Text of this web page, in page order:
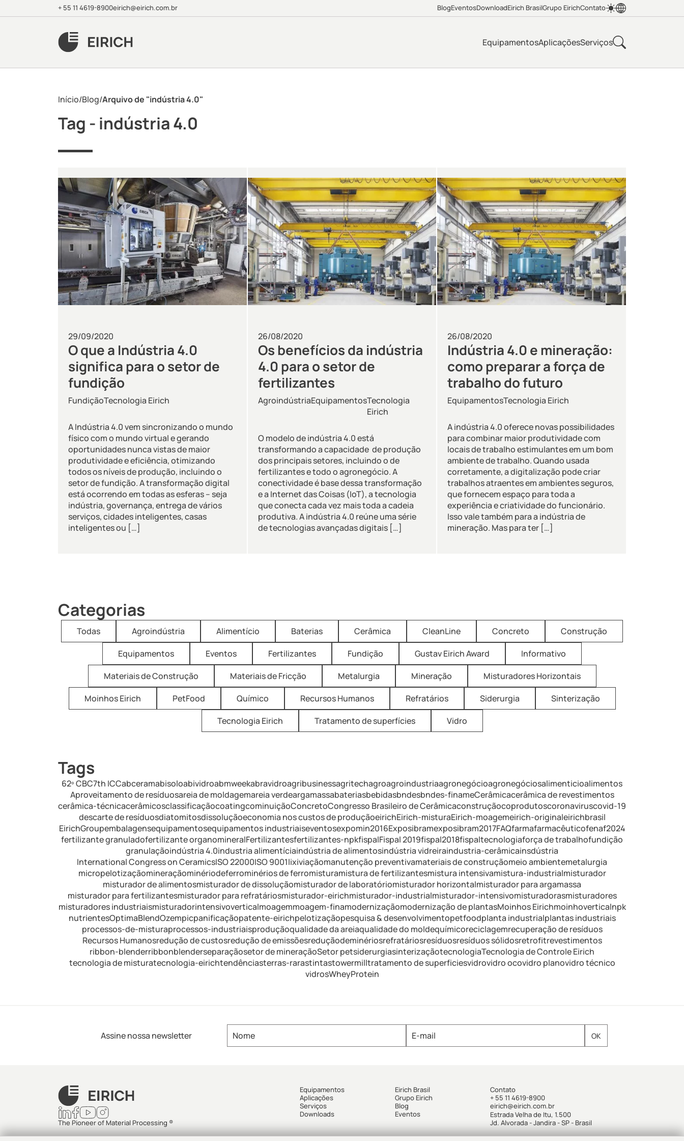
+ 55 11 4619-8900eirich@eirich.com.br BlogEventosDownloadEirich BrasilGrupo EirichContato
EquipamentosAplicaçõesServiços
Início/Blog/Arquivo de "indústria 4.0"
Tag - indústria 4.0
29/09/2020
O que a Indústria 4.0
significa para o setor de
fundição
FundiçãoTecnologia Eirich
A Indústria 4.0 vem sincronizando o mundo
físico com o mundo virtual e gerando
oportunidades nunca vistas de maior
produtividade e eficiência, otimizando
todos os níveis de produção, incluindo o
setor de fundição. A transformação digital
está ocorrendo em todas as esferas – seja
indústria, governança, entrega de vários
serviços, cidades inteligentes, casas
inteligentes ou […]
26/08/2020
Os benefícios da indústria
4.0 para o setor de
fertilizantes
AgroindústriaEquipamentosTecnologia
Eirich
O modelo de indústria 4.0 está
transformando a capacidade de produção
dos principais setores, incluindo o de
fertilizantes e todo o agronegócio. A
conectividade é base dessa transformação
e a Internet das Coisas (IoT), a tecnologia
que conecta cada vez mais toda a cadeia
produtiva. A indústria 4.0 reúne uma série
de tecnologias avançadas digitais […]
26/08/2020
Indústria 4.0 e mineração:
como preparar a força de
trabalho do futuro
EquipamentosTecnologia Eirich
A indústria 4.0 oferece novas possibilidades
para combinar maior produtividade com
locais de trabalho estimulantes em um bom
ambiente de trabalho. Quando usada
corretamente, a digitalização pode criar
trabalhos atraentes em ambientes seguros,
que fornecem espaço para toda a
experiência e criatividade do funcionário.
Isso vale também para a indústria de
mineração. Mas para ter […]
Categorias
Todas Agroindústria Alimentício Baterias Cerâmica CleanLine Concreto
Construção
Equipamentos
Eventos Fertilizantes Fundição Gustav Eirich Award
Informativo
Materiais de Construção
Materiais de Fricção Metalurgia Mineração
Misturadores Horizontais
Moinhos Eirich
PetFood Químico Recursos Humanos Refratários Siderurgia
Sinterização
Tecnologia Eirich
Tratamento de superfícies Vidro
Tags
62º CBC7th ICCabceramabisoloabividroabmweekabravidroagribusinessagritechagroagroindustriaagronegócioagronegóciosalimenticioalimentos
Aproveitamento de resíduosareia de moldagemareia verdeargamassabateriasbebidasbndesbndes-finameCerâmicacerâmica de revestimentos
cerâmica-técnicacerâmicosclassificaçãocoatingcominuiçãoConcretoCongresso Brasileiro de Cerâmicaconstruçãocoprodutoscoronaviruscovid-19
descarte de resíduosdiatomitosdissoluçãoeconomia nos custos de produçãoeirichEirich-misturaEirich-moagemeirich-originaleirichbrasil
EirichGroupembalagensequipamentosequipamentos industriaiseventosexpomin2016Exposibramexposibram2017FAQfarmafarmacêuticofenaf2024
fertilizante granuladofertilizante organomineralFertilizantesfertilizantes-npkfispalFispal 2019fispal2018fispaltecnologiaforça de trabalhofundição
granulaçãoindústria 4.0industria alimentíciaindústria de alimentosindústria vidreiraindustria-cerâmicainsdústria
International Congress on CeramicsISO 22000ISO 9001lixiviaçãomanutenção preventivamateriais de construçãomeio ambientemetalurgia
micropelotizaçãomineraçãominériodeferrominérios de ferromisturamistura de fertilizantesmistura intensivamistura-industrialmisturador
misturador de alimentosmisturador de dissoluçãomisturador de laboratóriomisturador horizontalmisturador para argamassa
misturador para fertilizantesmisturador para refratáriosmisturador-eirichmisturador-industrialmisturador-intensivomisturadorasmisturadores
misturadores industriaismisturadorintensivoverticalmoagemmoagem-finamodernizaçãomodernização de plantasMoinhos Eirichmoinhoverticalnpk
nutrientesOptimaBlendOzempicpanificaçãopatente-eirichpelotizaçãopesquisa & desenvolvimentopetfoodplanta industrialplantas industriais
processos-de-misturaprocessos-industriaisproduçãoqualidade da areiaqualidade do moldequímicoreciclagemrecuperação de resíduos
Recursos Humanosredução de custosredução de emissõesreduçãodeminériosrefratáriosresíduosresíduos sólidosretrofitrevestimentos
ribbon-blenderribbonblenderseparaçãosetor de mineraçãoSetor petsiderurgiasinterizaçãotecnologiaTecnologia de Controle Eirich
tecnologia de misturatecnologia-eirichtendênciasterras-rarastintastowermilltratamento de superficiesvidrovidro ocovidro planovidro técnico
vidrosWheyProtein
Assine nossa newsletter
The Pioneer of Material Processing ®
Equipamentos
Aplicações
Serviços
Downloads
Eirich Brasil
Grupo Eirich
Blog
Eventos
Contato
+ 55 11 4619-8900
eirich@eirich.com.br
Estrada Velha de Itu, 1.500
Jd. Alvorada - Jandira - SP - Brasil